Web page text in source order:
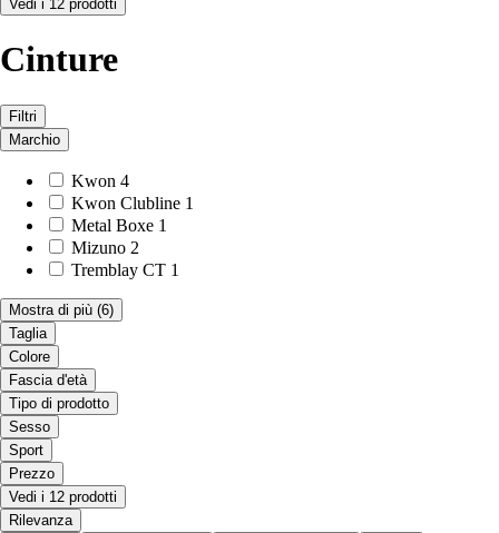
Vedi i 12 prodotti
Cinture
Filtri
Marchio
Kwon 4
Kwon Clubline 1
Metal Boxe 1
Mizuno 2
Tremblay CT 1
Mostra di più (6)
Taglia
Colore
Fascia d'età
Tipo di prodotto
Sesso
Sport
Prezzo
Vedi i 12 prodotti
Rilevanza